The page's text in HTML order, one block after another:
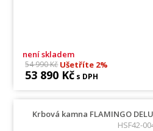
není skladem
54 990 KčUšetříte 2%
53 890 Kč s DPH
Krbová kamna FLAMINGO
HSF42-